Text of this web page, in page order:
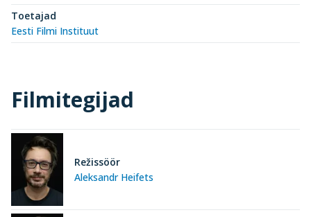
Toetajad
Eesti Filmi Instituut
Filmitegijad
Aleksandr Heifets
Režissöör